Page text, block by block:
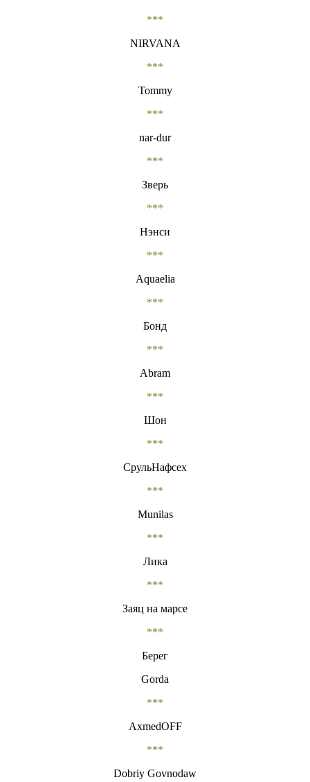
***
NIRVANA
***
Tommy
***
nar-dur
***
Зверь
***
Нэнси
***
Aquaelia
***
Бонд
***
Abram
***
Шон
***
СрульНафсех
***
Munilas
***
Лика
***
Заяц на марсе
***
Берег
Gorda
***
AxmedOFF
***
Dobriy Govnodaw